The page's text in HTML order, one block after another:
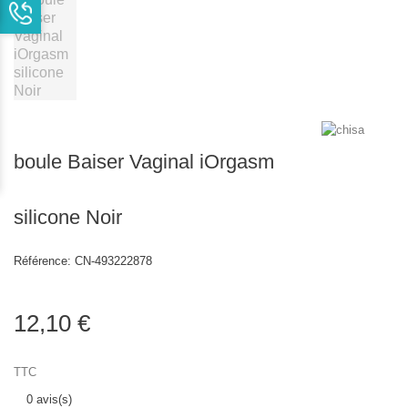
boule Baiser Vaginal iOrgasm
silicone Noir
Référence: CN-493222878
12,10 €
TTC
0 avis(s)